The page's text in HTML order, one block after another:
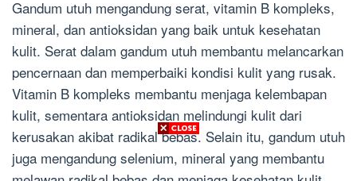
Gandum utuh mengandung serat, vitamin B kompleks,
mineral, dan antioksidan yang baik untuk kesehatan
kulit. Serat dalam gandum utuh membantu melancarkan
pencernaan dan memperbaiki kondisi kulit yang rusak.
Vitamin B kompleks membantu menjaga kelembapan
kulit, sementara antioksidan melindungi kulit dari
kerusakan akibat radikal bebas. Selain itu, gandum utuh
juga mengandung selenium, mineral yang membantu